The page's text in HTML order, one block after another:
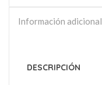
Información adicional
DESCRIPCIÓN